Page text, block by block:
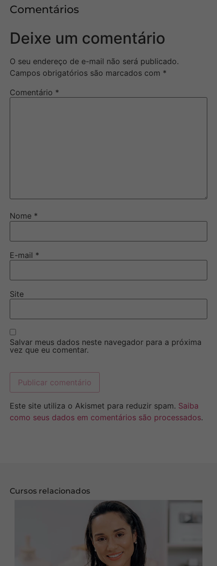
Comentários
Deixe um comentário
O seu endereço de e-mail não será publicado.
Campos obrigatórios são marcados com *
Comentário *
Nome *
E-mail *
Site
Salvar meus dados neste navegador para a próxima
vez que eu comentar.
Este site utiliza o Akismet para reduzir spam. Saiba
como seus dados em comentários são processados.
Cursos relacionados